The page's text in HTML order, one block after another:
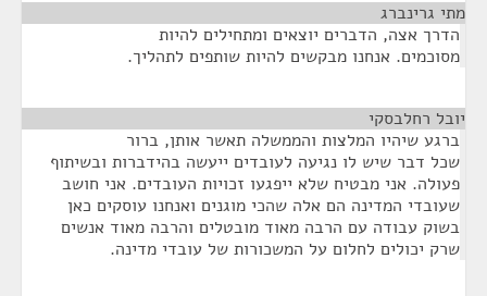
מתי גרינברג
הדרך אצה, הדברים יוצאים ומתחילים להיות
מסוכמים. אנחנו מבקשים להיות שותפים לתהליך.
יובל רחלבסקי
ברגע שיהיו המלצות והממשלה תאשר אותן, ברור
שכל דבר שיש לו נגיעה לעובדים ייעשה בהידברות ובשיתוף
פעולה. אני מבטיח שלא ייפגעו זכויות העובדים. אני חושב
שעובדי המדינה הם אלה שהכי מוגנים ואנחנו עוסקים כאן
בשוק עבודה עם הרבה מאוד מובטלים והרבה מאוד אנשים
שרק יכולים לחלום על המשכורות של עובדי מדינה.